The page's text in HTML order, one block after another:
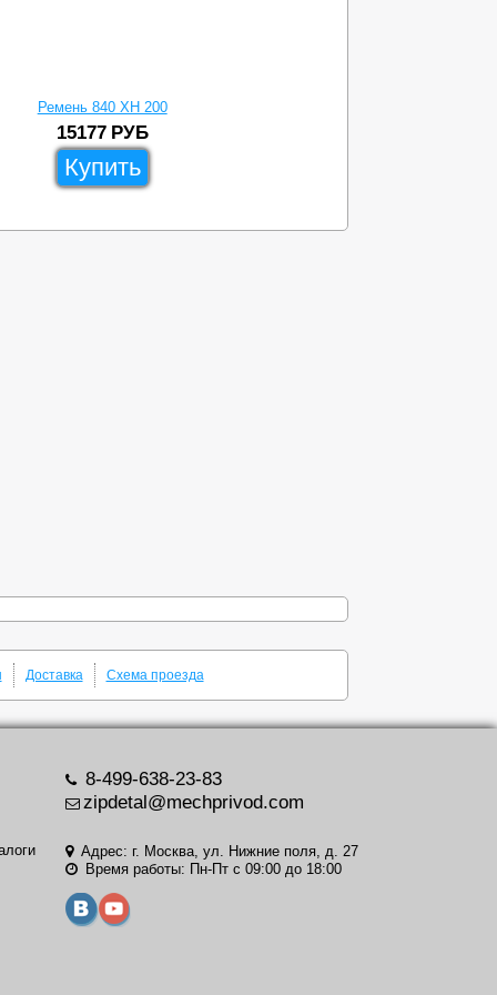
Ремень 840 XH 200
15177 РУБ
Купить
Доставка Схема проезда
8-499-638-23-83
zipdetal@mechprivod.com
Адрес: г. Москва, ул. Нижние поля, д. 27
Время работы: Пн-Пт с 09:00 до 18:00